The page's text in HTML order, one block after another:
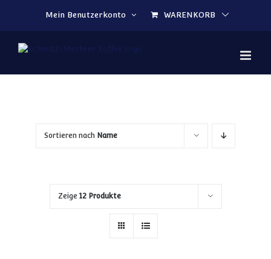
Mein Benutzerkonto
WARENKORB
Sortieren nach Name
Zeige 12 Produkte